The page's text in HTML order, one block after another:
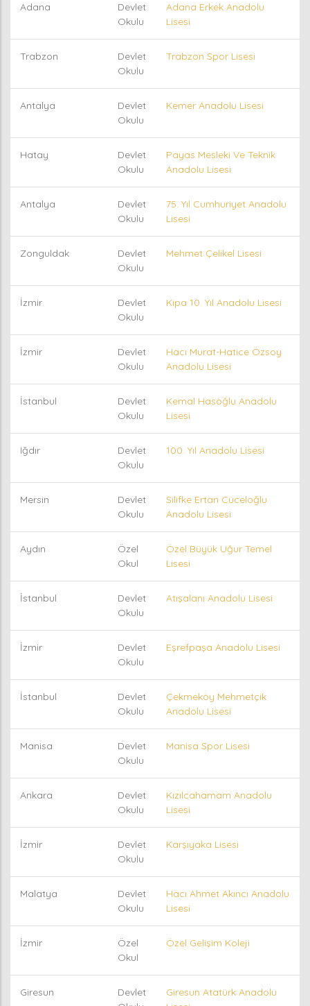
Adana
Devlet
Okulu
Adana Erkek Anadolu
Lisesi
Trabzon
Devlet
Okulu
Trabzon Spor Lisesi
Antalya
Devlet
Okulu
Kemer Anadolu Lisesi
Hatay
Devlet
Okulu
Payas Mesleki Ve Teknik
Anadolu Lisesi
Antalya
Devlet
Okulu
75. Yıl Cumhuriyet Anadolu
Lisesi
Zonguldak
Devlet
Okulu
Mehmet Çelikel Lisesi
İzmir
Devlet
Okulu
Kipa 10. Yıl Anadolu Lisesi
İzmir
Devlet
Okulu
Hacı Murat-Hatice Özsoy
Anadolu Lisesi
İstanbul
Devlet
Okulu
Kemal Hasoğlu Anadolu
Lisesi
Iğdır
Devlet
Okulu
100. Yıl Anadolu Lisesi
Mersin
Devlet
Okulu
Silifke Ertan Cüceloğlu
Anadolu Lisesi
Aydın
Özel
Okul
Özel Büyük Uğur Temel
Lisesi
İstanbul
Devlet
Okulu
Atışalanı Anadolu Lisesi
İzmir
Devlet
Okulu
Eşrefpaşa Anadolu Lisesi
İstanbul
Devlet
Okulu
Çekmeköy Mehmetçik
Anadolu Lisesi
Manisa
Devlet
Okulu
Manisa Spor Lisesi
Ankara
Devlet
Okulu
Kızılcahamam Anadolu
Lisesi
İzmir
Devlet
Okulu
Karşıyaka Lisesi
Malatya
Devlet
Okulu
Hacı Ahmet Akıncı Anadolu
Lisesi
İzmir
Özel
Okul
Özel Gelişim Koleji
Giresun
Devlet
Giresun Atatürk Anadolu